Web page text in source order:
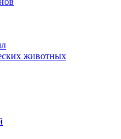
животных